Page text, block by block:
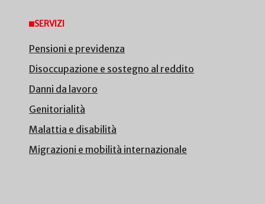
SERVIZI
Pensioni e previdenza
Disoccupazione e sostegno al reddito
Danni da lavoro
Genitorialità
Malattia e disabilità
Migrazioni e mobilità internazionale